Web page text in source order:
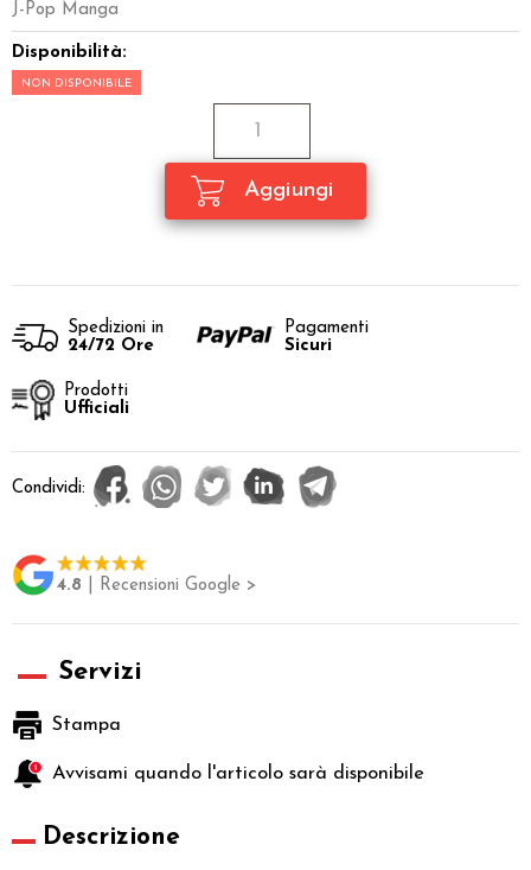
J-Pop Manga
Disponibilità:
NON DISPONIBILE
Spedizioni in
24/72 Ore
Pagamenti
Sicuri
Prodotti
Ufficiali
Condividi:
4.8 | Recensioni Google >
Servizi
Stampa
Avvisami quando l'articolo sarà disponibile
Descrizione